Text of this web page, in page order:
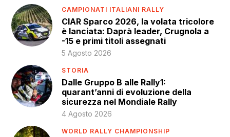
CAMPIONATI ITALIANI RALLY
CIAR Sparco 2026, la volata tricolore
è lanciata: Daprà leader, Crugnola a
-15 e primi titoli assegnati
5 Agosto 2026
STORIA
Dalle Gruppo B alle Rally1:
quarant’anni di evoluzione della
sicurezza nel Mondiale Rally
4 Agosto 2026
WORLD RALLY CHAMPIONSHIP